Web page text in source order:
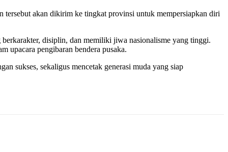
tersebut akan dikirim ke tingkat provinsi untuk mempersiapkan diri
disiplin, dan memiliki jiwa nasionalisme yang tinggi.
upacara pengibaran bendera pusaka.
sukses, sekaligus mencetak generasi muda yang siap